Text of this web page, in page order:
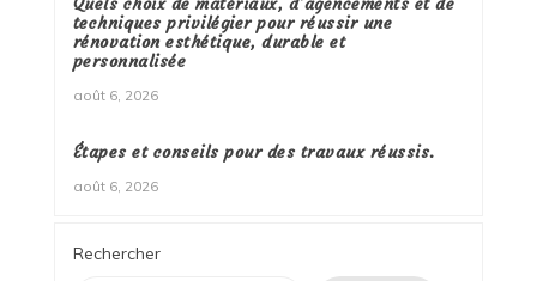
techniques privilégier pour réussir une
rénovation esthétique, durable et
personnalisée
août 6, 2026
Étapes et conseils pour des travaux réussis.
août 6, 2026
Rechercher